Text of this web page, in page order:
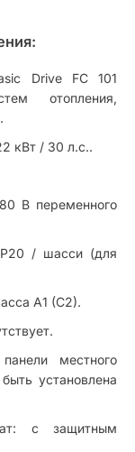
Drive FC 101
отопления,
кВт / 30 л.с..
В переменного
/ шасси (для
A1 (C2).
местного
установлена
с защитным